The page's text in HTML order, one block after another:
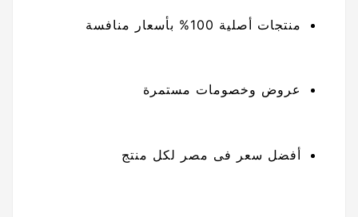
منتجات أصلية 100% بأسعار منافسة
عروض وخصومات مستمرة
أفضل سعر فى مصر لكل منتج